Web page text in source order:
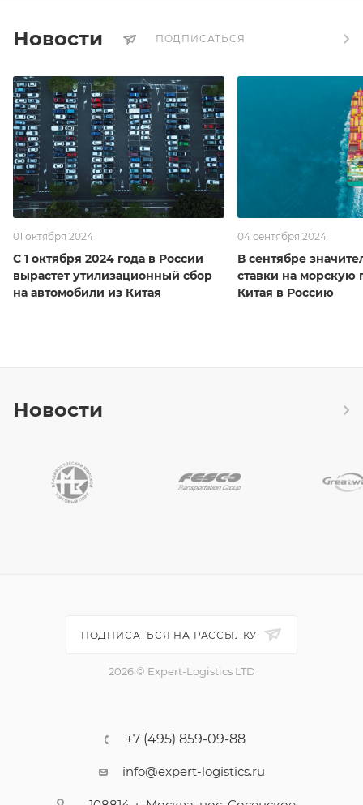
Новости ПОДПИСАТЬСЯ
01 октября 2024
С 1 октября 2024 года в России
вырастет утилизационный сбор
на автомобили из Китая
04 сентября 2024
В сентябре
ставки на морскую
Китая в Россию
Новости
ПОДПИСАТЬСЯ НА РАССЫЛКУ
2026 © Expert-Logistics LTD
+7 (495) 859-09-88
info@expert-logistics.ru